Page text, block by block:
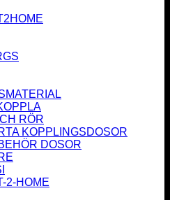
RÖR
KOPPLINGSDOSOR
DOSOR
2-HOME